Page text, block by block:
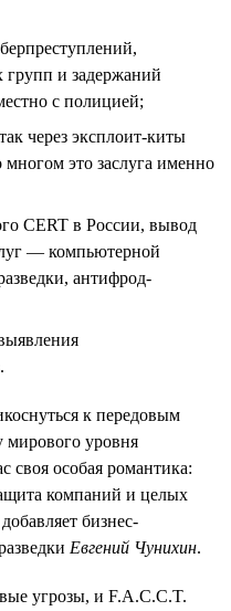
и задержаний
с полицией;
через эксплоит-киты
это заслуга именно
СERT в России, вывод
— компьютерной
антифрод-
к передовым
мирового уровня
своя особая романтика:
компаний и целых
бизнес-
Евгений Чунихин.
угрозы, и F.A.C.C.T.